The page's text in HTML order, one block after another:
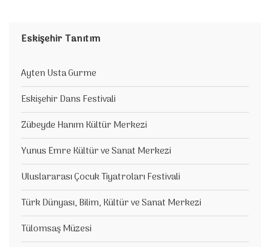
Eskişehir Tanıtım
Ayten Usta Gurme
Eskişehir Dans Festivali
Zübeyde Hanım Kültür Merkezi
Yunus Emre Kültür ve Sanat Merkezi
Uluslararası Çocuk Tiyatroları Festivali
Türk Dünyası, Bilim, Kültür ve Sanat Merkezi
Tülomsaş Müzesi